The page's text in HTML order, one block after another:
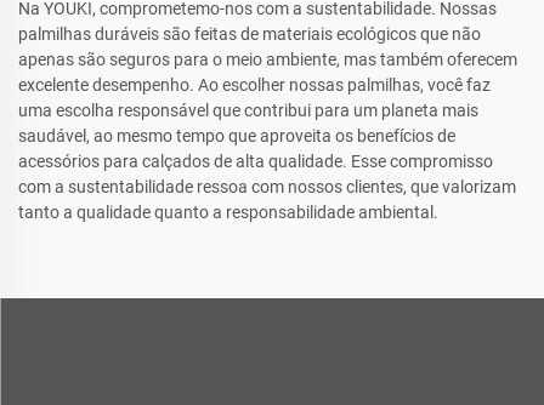
Na YOUKI, comprometemo-nos com a sustentabilidade. Nossas
palmilhas duráveis são feitas de materiais ecológicos que não
apenas são seguros para o meio ambiente, mas também oferecem
excelente desempenho. Ao escolher nossas palmilhas, você faz
uma escolha responsável que contribui para um planeta mais
saudável, ao mesmo tempo que aproveita os benefícios de
acessórios para calçados de alta qualidade. Esse compromisso
com a sustentabilidade ressoa com nossos clientes, que valorizam
tanto a qualidade quanto a responsabilidade ambiental.